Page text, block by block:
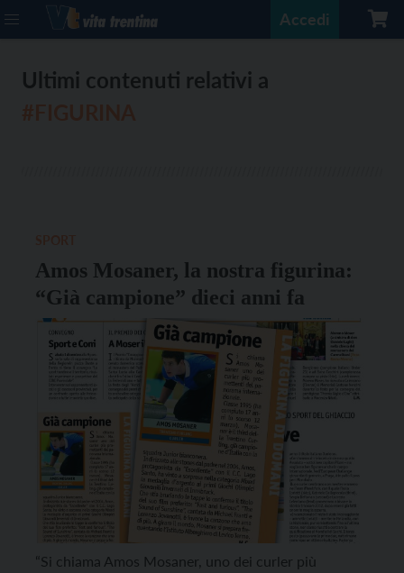
Accedi
Ultimi contenuti relativi a
Amos Mosaner, la nostra figurina:
“Già campione” dieci anni fa
“Si chiama Amos Mosaner, uno dei curler più